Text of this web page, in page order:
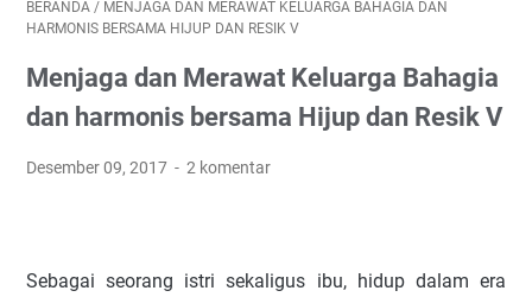
BERANDA / MENJAGA DAN MERAWAT KELUARGA BAHAGIA DAN
HARMONIS BERSAMA HIJUP DAN RESIK V
Menjaga dan Merawat Keluarga Bahagia
dan harmonis bersama Hijup dan Resik V
Desember 09, 2017 2 komentar
Sebagai seorang istri sekaligus ibu, hidup dalam era